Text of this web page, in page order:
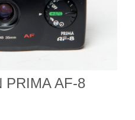
PRIMA AF-8